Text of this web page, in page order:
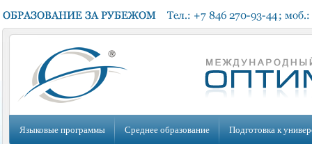
Языковые программы Среднее образование Подготовка к